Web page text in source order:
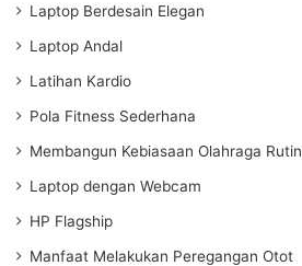
Laptop Berdesain Elegan
Laptop Andal
Latihan Kardio
Pola Fitness Sederhana
Membangun Kebiasaan Olahraga Rutin
Laptop dengan Webcam
HP Flagship
Manfaat Melakukan Peregangan Otot